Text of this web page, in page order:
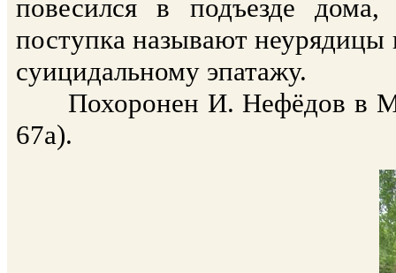
повесился в подъезде
поступка называют неурядицы
суицидальному эпатажу.
Похоронен И. Нефёдов в
67а).